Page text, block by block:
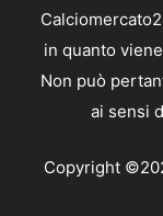
in quanto
Non può
ai sensi
Copyright